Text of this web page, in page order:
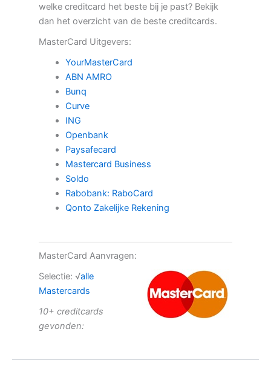
welke creditcard het beste bij je past? Bekijk
dan het overzicht van de beste creditcards.
MasterCard Uitgevers:
YourMasterCard
ABN AMRO
Bunq
Curve
ING
Openbank
Paysafecard
Mastercard Business
Soldo
Rabobank: RaboCard
Qonto Zakelijke Rekening
MasterCard Aanvragen:
Selectie: √alle
Mastercards
10+ creditcards
gevonden: